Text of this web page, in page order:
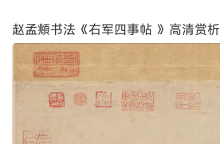
赵孟頫书法《右军四事帖 》高清赏析